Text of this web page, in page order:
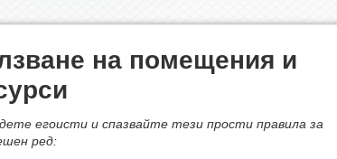
на помещения и
егоисти и спазвайте тези прости правила за
ред: